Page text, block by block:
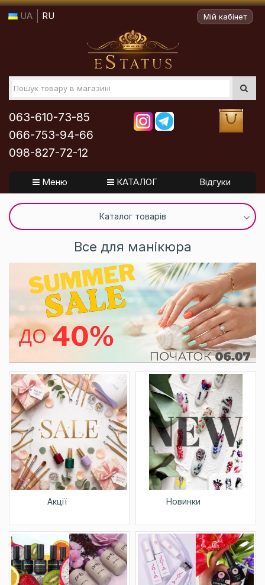
UA RU Мій кабінет
063-610-73-85
066-753-94-66
098-827-72-12
Меню КАТАЛОГ Відгуки
Каталог товарів
Все для манікюра
Акції Новинки